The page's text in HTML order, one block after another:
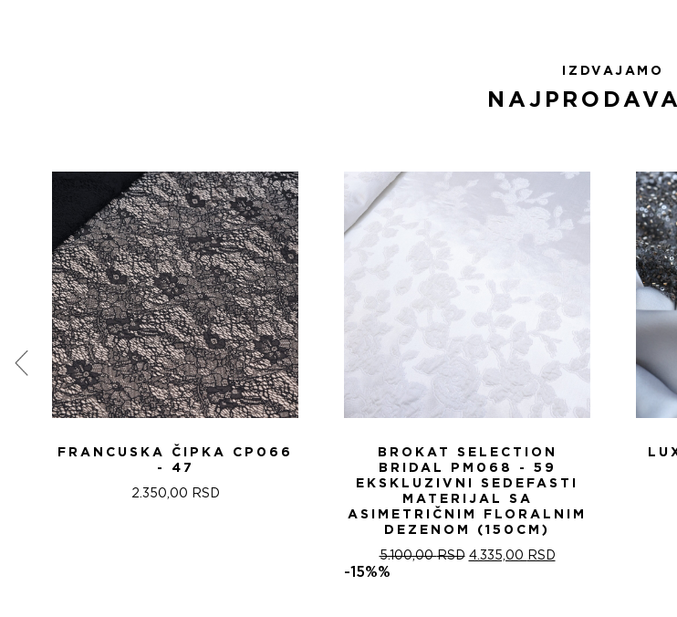
IZDVAJAMO
FRANCUSKA ČIPKA CP066
- 47
2.350,00 RSD
BROKAT SELECTION
BRIDAL PM068 - 59
EKSKLUZIVNI SEDEFASTI
MATERIJAL SA
ASIMETRIČNIM FLORALNIM
DEZENOM (150CM)
5.100,00RSD ОРИГИНАЛНА
4.335,00 RSDТРЕНУТНА
-15%%